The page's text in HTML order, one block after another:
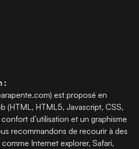
:
est proposé en
(HTML, HTML5, Javascript, CSS,
d’utilisation et un graphisme
recommandons de recourir à des
Internet explorer, Safari,